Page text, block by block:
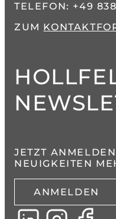
TELEFON: +49
ZUM
JETZT
NEUIGKEITEN
ANMELDEN